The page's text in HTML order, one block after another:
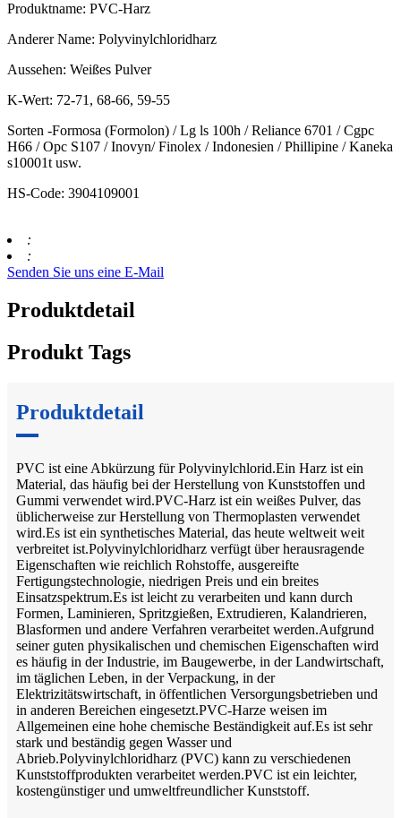
Produktname: PVC-Harz
Anderer Name: Polyvinylchloridharz
Aussehen: Weißes Pulver
K-Wert: 72-71, 68-66, 59-55
Sorten -Formosa (Formolon) / Lg ls 100h / Reliance 6701 / Cgpc
H66 / Opc S107 / Inovyn/ Finolex / Indonesien / Phillipine / Kaneka
s10001t usw.
HS-Code: 3904109001
:
:
Senden Sie uns eine E-Mail
Produktdetail
Produkt Tags
Produktdetail
PVC ist eine Abkürzung für Polyvinylchlorid.Ein Harz ist ein
Material, das häufig bei der Herstellung von Kunststoffen und
Gummi verwendet wird.PVC-Harz ist ein weißes Pulver, das
üblicherweise zur Herstellung von Thermoplasten verwendet
wird.Es ist ein synthetisches Material, das heute weltweit weit
verbreitet ist.Polyvinylchloridharz verfügt über herausragende
Eigenschaften wie reichlich Rohstoffe, ausgereifte
Fertigungstechnologie, niedrigen Preis und ein breites
Einsatzspektrum.Es ist leicht zu verarbeiten und kann durch
Formen, Laminieren, Spritzgießen, Extrudieren, Kalandrieren,
Blasformen und andere Verfahren verarbeitet werden.Aufgrund
seiner guten physikalischen und chemischen Eigenschaften wird
es häufig in der Industrie, im Baugewerbe, in der Landwirtschaft,
im täglichen Leben, in der Verpackung, in der
Elektrizitätswirtschaft, in öffentlichen Versorgungsbetrieben und
in anderen Bereichen eingesetzt.PVC-Harze weisen im
Allgemeinen eine hohe chemische Beständigkeit auf.Es ist sehr
stark und beständig gegen Wasser und
Abrieb.Polyvinylchloridharz (PVC) kann zu verschiedenen
Kunststoffprodukten verarbeitet werden.PVC ist ein leichter,
kostengünstiger und umweltfreundlicher Kunststoff.